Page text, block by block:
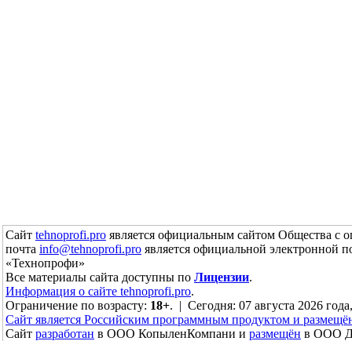
Сайт tehnoprofi.pro является официальным сайтом Общества с
почта info@tehnoprofi.pro является официальной электронной
«Технопрофи»
Все материалы сайта доступны по Лицензии.
Информация о сайте tehnoprofi.pro.
Ограничение по возрасту: 18+. | Сегодня: 07 августа 2026
Сайт является Российским программным продуктом и
Сайт разработан в ООО КопыленКомпани и размещён в ООО